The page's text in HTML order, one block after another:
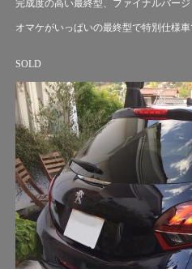
完成度の高い最終型、ファイナルバー
オマケがいっぱいの最終型で特別仕様
SOLD